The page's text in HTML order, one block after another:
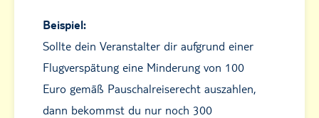
Beispiel:
Sollte dein Veranstalter dir aufgrund einer
Flugverspätung eine Minderung von 100
Euro gemäß Pauschalreiserecht auszahlen,
dann bekommst du nur noch 300